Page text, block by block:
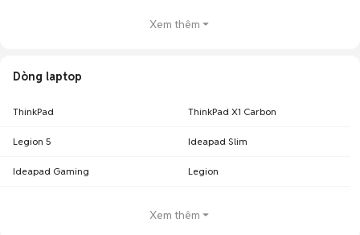
Xem thêm
Dòng laptop
ThinkPad ThinkPad X1 Carbon
Legion 5 Ideapad Slim
Ideapad Gaming Legion
Xem thêm